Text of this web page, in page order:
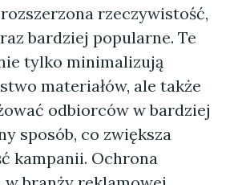
rzeczywistość,
bardziej popularne. Te
tylko minimalizują
materiałów, ale także
odbiorców w bardziej
sposób, co zwiększa
kampanii. Ochrona